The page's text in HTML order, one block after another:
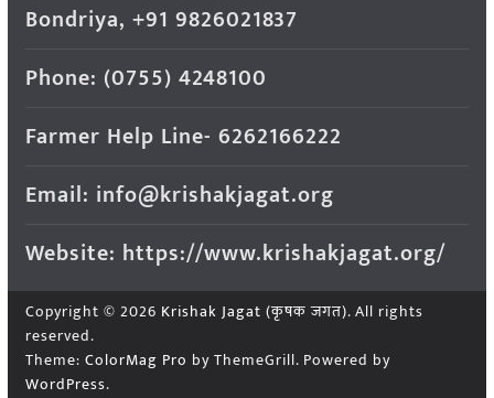
Bondriya, +91 9826021837
Phone: (0755) 4248100
Farmer Help Line- 6262166222
Email: info@krishakjagat.org
Website: https://www.krishakjagat.org/
Copyright © 2026 Krishak Jagat (कृषक जगत). All rights
reserved.
Theme: ColorMag Pro by ThemeGrill. Powered by
WordPress.